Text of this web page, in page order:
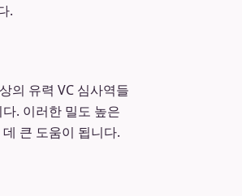
.
의 유력 VC 심사역들
. 이러한 밀도 높은
큰 도움이 됩니다.